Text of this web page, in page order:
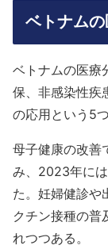
ベトナム
ベトナムの医療
保、非感染性疾
の応用という5
母子健康の改善
み、2023年に
た。妊婦健診や
クチン接種の普
れつつある。